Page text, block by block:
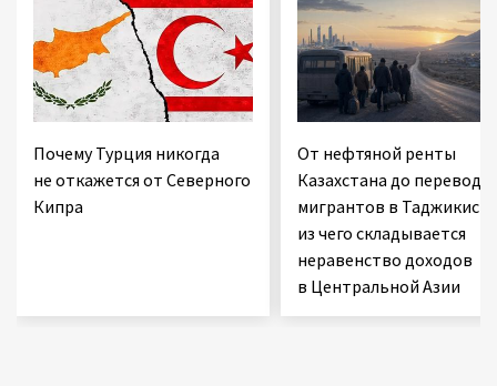
Почему Турция никогда
не откажется от Северного
Кипра
От нефтяной ренты
Казахстана до
мигрантов в
из чего складывается
неравенство доходов
в Центральной Азии